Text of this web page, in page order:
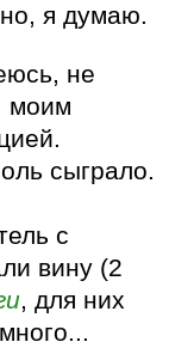
я думаю.
не
моим
сыграло.
с
вину (2
, для них